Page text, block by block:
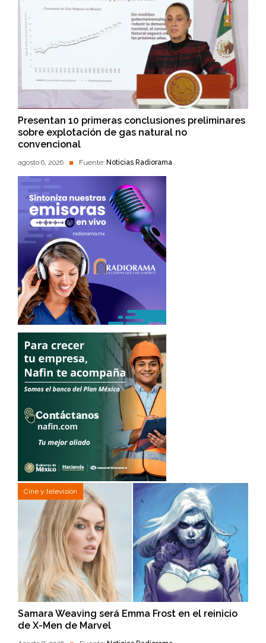
Presentan 10 primeras conclusiones preliminares
sobre explotación de gas natural no
convencional
agosto 6, 2026 Fuente: Noticias Radiorama
Cine y televisión
Samara Weaving será Emma Frost en el reinicio
de X-Men de Marvel